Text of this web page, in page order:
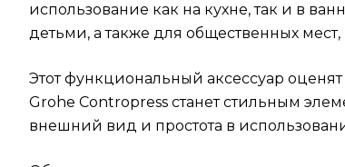
использование как на кухне, так и в
детьми, а также для общественных мест,
Этот функциональный аксессуар
Grohe Contropress станет стильным
внешний вид и простота в